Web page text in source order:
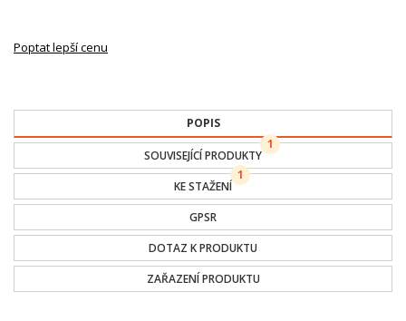
Poptat lepší cenu
POPIS
SOUVISEJÍCÍ PRODUKTY
1
KE STAŽENÍ
1
GPSR
DOTAZ K PRODUKTU
ZAŘAZENÍ PRODUKTU